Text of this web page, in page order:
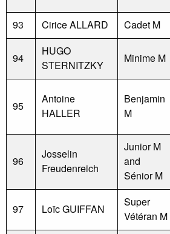
93
Cirice ALLARD Cadet M
94
HUGO
STERNITZKY
Minime M
95
Antoine
HALLER
Benjamin
M
96
Josselin
Freudenreich
Junior M
and
Sénior M
97 Loïc GUIFFAN
Super
Vétéran M